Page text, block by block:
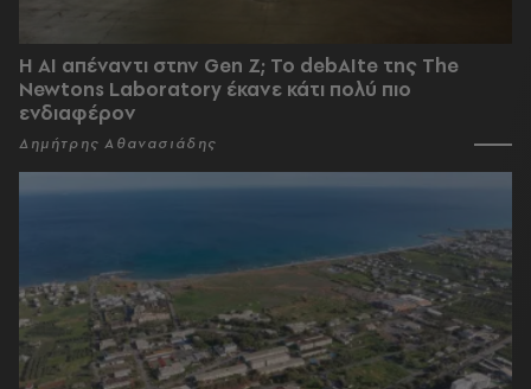
Η AI απέναντι στην Gen Z; Το debAIte της The
Newtons Laboratory έκανε κάτι πολύ πιο
ενδιαφέρον
Δημήτρης Αθανασιάδης